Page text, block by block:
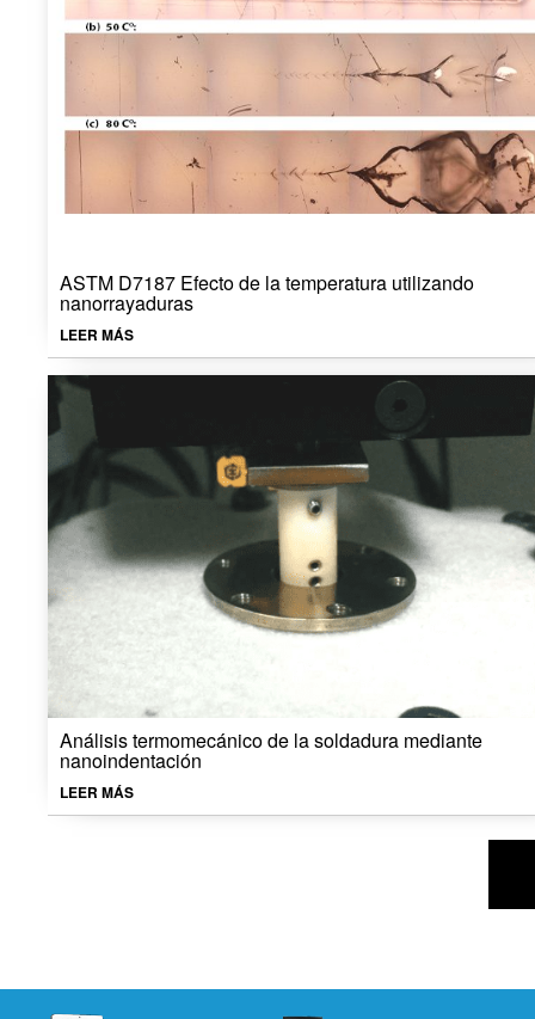
ASTM D7187 Efecto de la temperatura utilizando
nanorrayaduras
LEER MÁS
Análisis termomecánico de la soldadura mediante
nanoindentación
LEER MÁS